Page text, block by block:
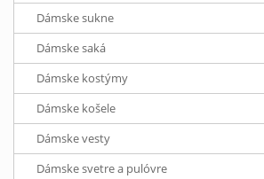
Dámske sukne
Dámske saká
Dámske kostýmy
Dámske košele
Dámske vesty
Dámske svetre a pulóvre